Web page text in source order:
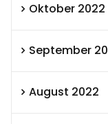
Oktober 2022
September
August 2022